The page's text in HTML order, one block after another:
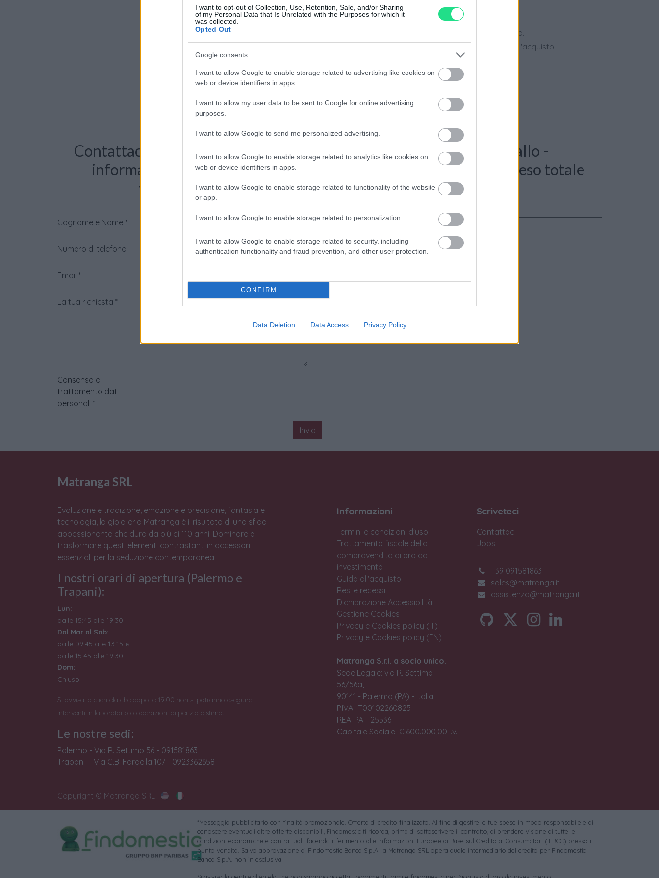
I want to opt-out of Collection, Use, Retention, Sale, and/or Sharing
of my Personal Data that Is Unrelated with the Purposes for which it
was collected.
Opted Out
Google consents
I want to allow Google to enable storage related to advertising like cookies on
web or device identifiers in apps.
I want to allow my user data to be sent to Google for online advertising
purposes.
I want to allow Google to send me personalized advertising.
I want to allow Google to enable storage related to analytics like cookies on
web or device identifiers in apps.
I want to allow Google to enable storage related to functionality of the website
or app.
I want to allow Google to enable storage related to personalization.
I want to allow Google to enable storage related to security, including
authentication functionality and fraud prevention, and other user protection.
CONFIRM
Data Deletion Data Access Privacy Policy
di assistenza.
Reso facile e gratuito
entro 28 giorni.
per ordini superiori a 150 euro.
Guida all'acquisto.
Contattaci per richiedere maggiori
informazioni o prenotare una
videochiamata:
Cognome e Nome *
Numero di telefono
Email *
La tua richiesta *
Consenso al
trattamento dati
personali *
Invia
Caratteristiche: Anello corallo -
Brillanti, oro bianco 18kt, peso totale
25,00 gr
Matranga SRL
Evoluzione e tradizione, emozione e precisione, fantasia e
tecnologia, la gioielleria Matranga è il risultato di una sfida
appassionante che dura da più di 110 anni. Dominare e
trasformare questi elementi contrastanti in accessori
essenziali per la seduzione contemporanea.
I nostri orari di apertura (Palermo e
Trapani):
Lun:
dalle 15:45 alle 19:30
Dal Mar al Sab:
dalle 09:45 alle 13:15 e
dalle 15:45 alle 19:30
Dom:
Chiuso
Si avvisa la clientela che dopo le 19:00 non si potranno eseguire
interventi in laboratorio o operazioni di perizia e stima.
Le nostre sedi:
Palermo - Via R. Settimo 56 - 091581863
Trapani - Via G.B. Fardella 107 - 0923362658
Informazioni
Termini e condizioni d'uso
Trattamento fiscale della
compravendita di oro da
investimento
Guida all'acquisto
Resi e recessi
Dichiarazione Accessibilità
Gestione Cookies
Privacy e Cookies policy (IT)
Privacy e Cookies policy (EN)
Matranga S.r.l. a socio unico.
Sede Legale: via R. Settimo
56/56a,
90141 - Palermo (PA) - Italia
P.IVA: IT00102260825
REA: PA - 25536
Capitale Sociale: € 600.000,00 i.v.
Scriveteci
Contattaci
Jobs
+39 091581863
sales@matranga.it
assistenza@matranga.it
Copyright © Matranga SRL
*Messaggio pubblicitario con finalità promozionale. Offerta di credito finalizzato. Al fine di gestire le tue spese in modo responsabile e di
conoscere eventuali altre offerte disponibili, Findomestic ti ricorda, prima di sottoscrivere il contratto, di prendere visione di tutte le
condizioni economiche e contrattuali, facendo riferimento alle Informazioni Europee di Base sul Credito ai Consumatori (IEBCC) presso il
punto vendita. Salvo approvazione di Findomestic Banca S.p.A. la Matranga SRL opera quale intermediario del credito per Findomestic
Banca S.p.A. non in esclusiva.